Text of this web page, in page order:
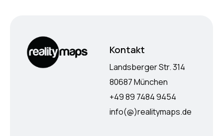
Kontakt
Landsberger Str. 314
80687 München
+49 89 7484 9454
info(@)realitymaps.de